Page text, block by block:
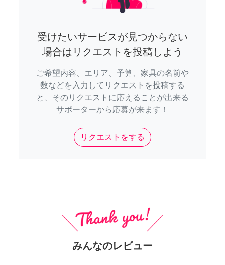
受けたいサービスが見つからない
場合はリクエストを投稿しよう
ご希望内容、エリア、予算、家具の名前や
数などを入力してリクエストを投稿する
と、そのリクエストに応えることが出来る
サポーターから応募が来ます！
リクエストをする
みんなのレビュー